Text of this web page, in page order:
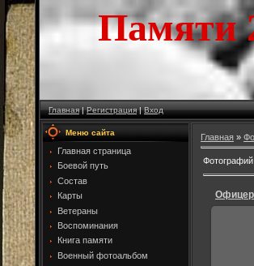
Памяти
Главная|Регистрация|Вход
Меню сайта
Главная страница
Боевой путь
Состав
Карты
Ветераны
Воспоминания
Книга памяти
Военный фотоальбом
Главная »